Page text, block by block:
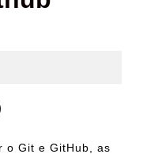
o Git e GitHub, as